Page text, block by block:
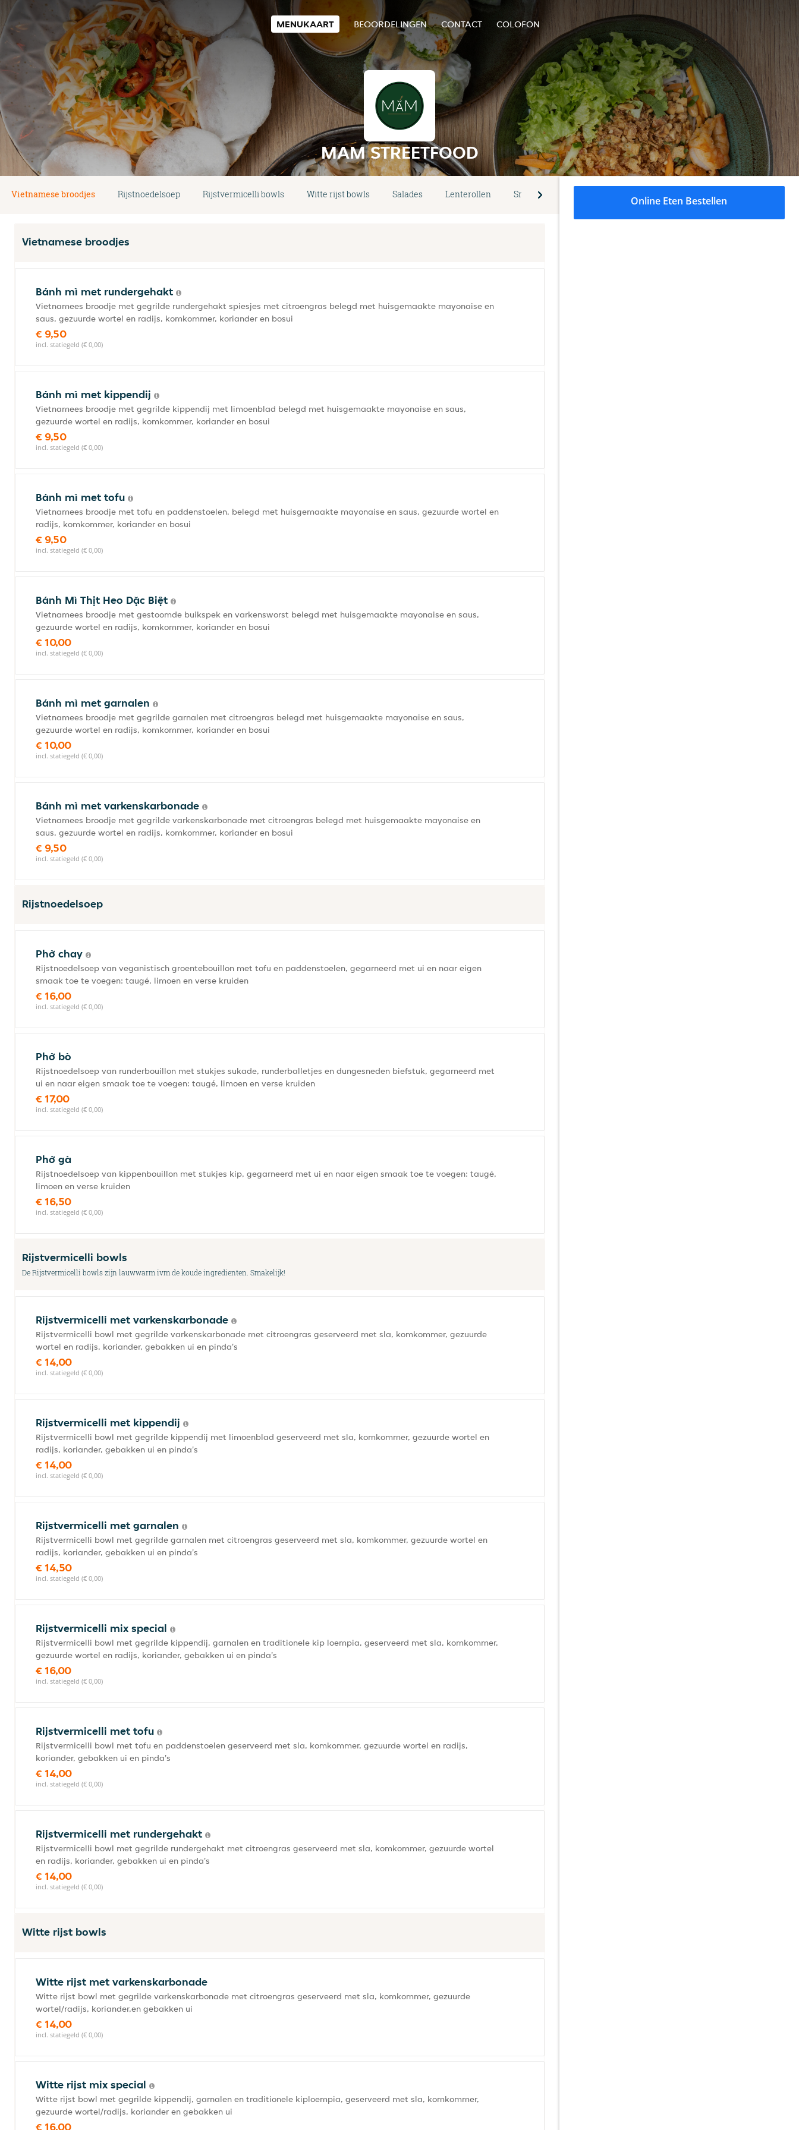
MENUKAART BEOORDELINGEN CONTACT COLOFON
MAM STREETFOOD
Vietnamese broodjes Rijstnoedelsoep Rijstvermicelli bowls Witte rijst bowls Salades Lenterollen Snacks
Vietnamese broodjes
Bánh mì met rundergehakt
Vietnamees broodje met gegrilde rundergehakt spiesjes met citroengras belegd met huisgemaakte mayonaise en
saus, gezuurde wortel en radijs, komkommer, koriander en bosui
€ 9,50
incl. statiegeld (€ 0,00)
Bánh mì met kippendij
Vietnamees broodje met gegrilde kippendij met limoenblad belegd met huisgemaakte mayonaise en saus,
gezuurde wortel en radijs, komkommer, koriander en bosui
€ 9,50
incl. statiegeld (€ 0,00)
Bánh mì met tofu
Vietnamees broodje met tofu en paddenstoelen, belegd met huisgemaakte mayonaise en saus, gezuurde wortel en
radijs, komkommer, koriander en bosui
€ 9,50
incl. statiegeld (€ 0,00)
Bánh Mì Thịt Heo Dặc Biệt
Vietnamees broodje met gestoomde buikspek en varkensworst belegd met huisgemaakte mayonaise en saus,
gezuurde wortel en radijs, komkommer, koriander en bosui
€ 10,00
incl. statiegeld (€ 0,00)
Bánh mì met garnalen
Vietnamees broodje met gegrilde garnalen met citroengras belegd met huisgemaakte mayonaise en saus,
gezuurde wortel en radijs, komkommer, koriander en bosui
€ 10,00
incl. statiegeld (€ 0,00)
Bánh mì met varkenskarbonade
Vietnamees broodje met gegrilde varkenskarbonade met citroengras belegd met huisgemaakte mayonaise en
saus, gezuurde wortel en radijs, komkommer, koriander en bosui
€ 9,50
incl. statiegeld (€ 0,00)
Rijstnoedelsoep
Phở chay
Rijstnoedelsoep van veganistisch groentebouillon met tofu en paddenstoelen, gegarneerd met ui en naar eigen
smaak toe te voegen: taugé, limoen en verse kruiden
€ 16,00
incl. statiegeld (€ 0,00)
Phở bò
Rijstnoedelsoep van runderbouillon met stukjes sukade, runderballetjes en dungesneden biefstuk, gegarneerd met
ui en naar eigen smaak toe te voegen: taugé, limoen en verse kruiden
€ 17,00
incl. statiegeld (€ 0,00)
Phở gà
Rijstnoedelsoep van kippenbouillon met stukjes kip, gegarneerd met ui en naar eigen smaak toe te voegen: taugé,
limoen en verse kruiden
€ 16,50
incl. statiegeld (€ 0,00)
Rijstvermicelli bowls
De Rijstvermicelli bowls zijn lauwwarm ivm de koude ingredienten. Smakelijk!
Rijstvermicelli met varkenskarbonade
Rijstvermicelli bowl met gegrilde varkenskarbonade met citroengras geserveerd met sla, komkommer, gezuurde
wortel en radijs, koriander, gebakken ui en pinda's
€ 14,00
incl. statiegeld (€ 0,00)
Rijstvermicelli met kippendij
Rijstvermicelli bowl met gegrilde kippendij met limoenblad geserveerd met sla, komkommer, gezuurde wortel en
radijs, koriander, gebakken ui en pinda's
€ 14,00
incl. statiegeld (€ 0,00)
Rijstvermicelli met garnalen
Rijstvermicelli bowl met gegrilde garnalen met citroengras geserveerd met sla, komkommer, gezuurde wortel en
radijs, koriander, gebakken ui en pinda's
€ 14,50
incl. statiegeld (€ 0,00)
Rijstvermicelli mix special
Rijstvermicelli bowl met gegrilde kippendij, garnalen en traditionele kip loempia, geserveerd met sla, komkommer,
gezuurde wortel en radijs, koriander, gebakken ui en pinda's
€ 16,00
incl. statiegeld (€ 0,00)
Rijstvermicelli met tofu
Rijstvermicelli bowl met tofu en paddenstoelen geserveerd met sla, komkommer, gezuurde wortel en radijs,
koriander, gebakken ui en pinda's
€ 14,00
incl. statiegeld (€ 0,00)
Rijstvermicelli met rundergehakt
Rijstvermicelli bowl met gegrilde rundergehakt met citroengras geserveerd met sla, komkommer, gezuurde wortel
en radijs, koriander, gebakken ui en pinda's
€ 14,00
incl. statiegeld (€ 0,00)
Witte rijst bowls
Witte rijst met varkenskarbonade
Witte rijst bowl met gegrilde varkenskarbonade met citroengras geserveerd met sla, komkommer, gezuurde
wortel/radijs, koriander,en gebakken ui
€ 14,00
incl. statiegeld (€ 0,00)
Witte rijst mix special
Witte rijst bowl met gegrilde kippendij, garnalen en traditionele kiploempia, geserveerd met sla, komkommer,
gezuurde wortel/radijs, koriander en gebakken ui
€ 16,00
Online Eten Bestellen